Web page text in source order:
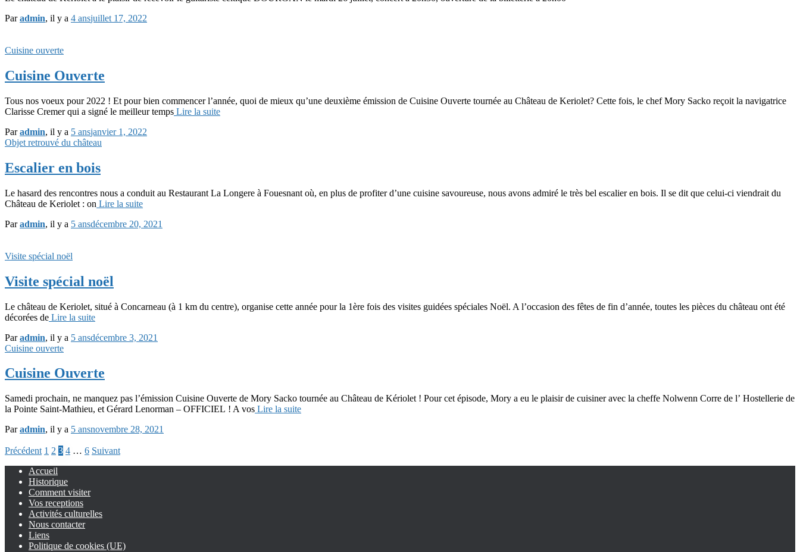
Paradmin, il y a 4 ansjuillet 17, 2022
Cuisine ouverte
Cuisine Ouverte
Tous nos voeux pour 2022 ! Et pour bien commencer l’année, quoi de mieux qu’une deuxième émission de Cuisine Ouverte tournée au Château de Keriolet? Cette fois, le chef Mory Sacko reçoit la navigatrice
Clarisse Cremer qui a signé le meilleur temps Lire la suite
Paradmin, il y a 5 ansjanvier 1, 2022
Objet retrouvé du château
Escalier en bois
Le hasard des rencontres nous a conduit au Restaurant La Longere à Fouesnant où, en plus de profiter d’une cuisine savoureuse, nous avons admiré le très bel escalier en bois. Il se dit que celui-ci viendrait du
Château de Keriolet : on Lire la suite
Paradmin, il y a 5 ansdécembre 20, 2021
Visite spécial noël
Visite spécial noël
Le château de Keriolet, situé à Concarneau (à 1 km du centre), organise cette année pour la 1ère fois des visites guidées spéciales Noël. A l’occasion des fêtes de fin d’année, toutes les pièces du château ont été
décorées de Lire la suite
Paradmin, il y a 5 ansdécembre 3, 2021
Cuisine ouverte
Cuisine Ouverte
Samedi prochain, ne manquez pas l’émission Cuisine Ouverte de Mory Sacko tournée au Château de Kériolet ! Pour cet épisode, Mory a eu le plaisir de cuisiner avec la cheffe Nolwenn Corre de l’ Hostellerie de
la Pointe Saint-Mathieu, et Gérard Lenorman – OFFICIEL ! A vos Lire la suite
Paradmin, il y a 5 ansnovembre 28, 2021
Pagination
des
publications
Précédent 1 2 3 4 … 6 Suivant
Accueil
Historique
Comment visiter
Vos receptions
Activités culturelles
Nous contacter
Liens
Politique de cookies (UE)